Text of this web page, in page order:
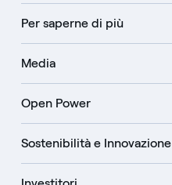
Per saperne di più
Media
Open Power
Sostenibilità e Innovazione